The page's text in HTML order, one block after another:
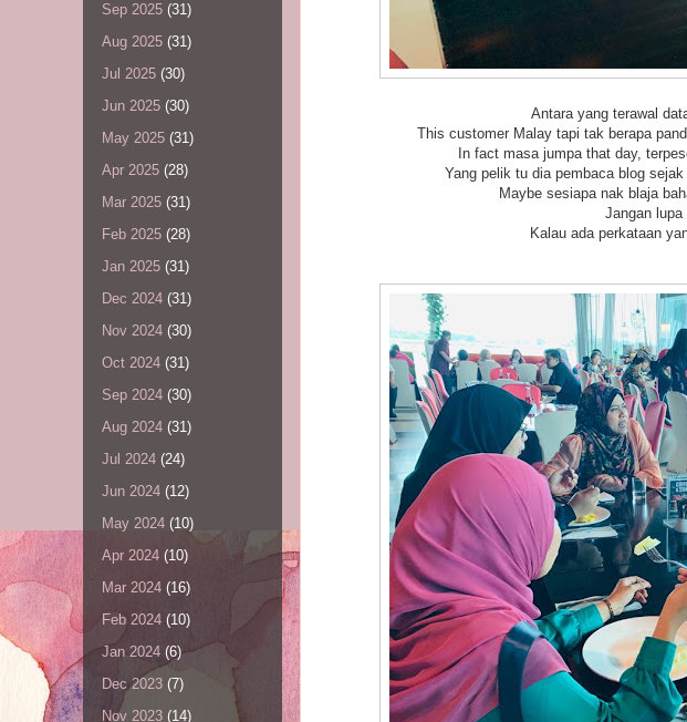
Antara yang terawal
This customer Malay tapi tak berapa
In fact masa jumpa that day,
Yang pelik tu dia pembaca blog
Maybe sesiapa nak blaja
Jangan
Kalau ada perkataan
Sep 2025 (31)
Aug 2025 (31)
Jul 2025 (30)
Jun 2025 (30)
May 2025 (31)
Apr 2025 (28)
Mar 2025 (31)
Feb 2025 (28)
Jan 2025 (31)
Dec 2024 (31)
Nov 2024 (30)
Oct 2024 (31)
Sep 2024 (30)
Aug 2024 (31)
Jul 2024 (24)
Jun 2024 (12)
May 2024 (10)
Apr 2024 (10)
Mar 2024 (16)
Feb 2024 (10)
Jan 2024 (6)
Dec 2023 (7)
Nov 2023 (14)